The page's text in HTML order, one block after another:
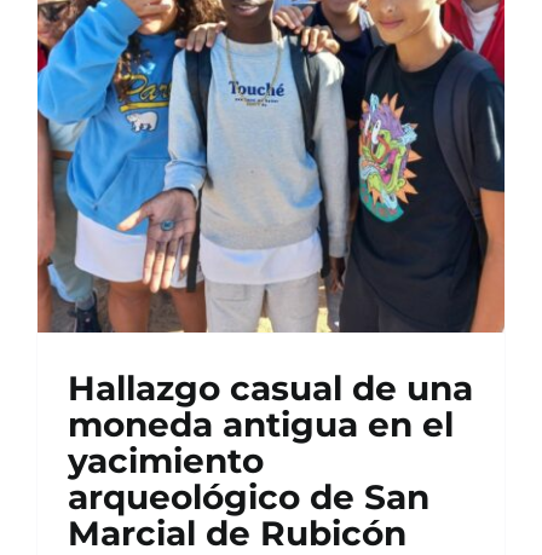
Hallazgo casual de una
moneda antigua en el
yacimiento
arqueológico de San
Marcial de Rubicón